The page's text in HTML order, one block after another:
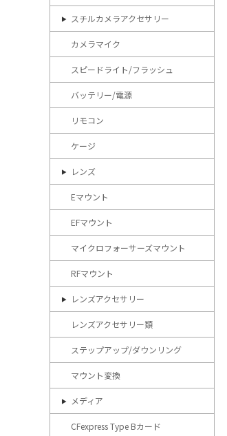
スチルカメラアクセサリー
カメラマイク
スピードライト/フラッシュ
バッテリー/電源
リモコン
ケージ
レンズ
Eマウント
EFマウント
マイクロフォーサーズマウント
RFマウント
レンズアクセサリー
レンズアクセサリー類
ステップアップ/ダウンリング
マウント変換
メディア
CFexpress Type Bカード